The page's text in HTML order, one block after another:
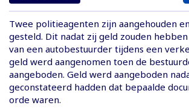
Twee politieagenten zijn aangehouden
gesteld. Dit nadat zij geld zouden
van een autobestuurder tijdens een
geld werd aangenomen toen de
aangeboden. Geld werd aangeboden
geconstateerd hadden dat bepaalde
orde waren.